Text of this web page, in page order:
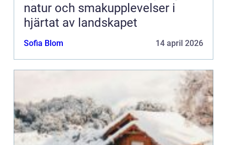
natur och smakupplevelser i
hjärtat av landskapet
Sofia Blom 14 april 2026